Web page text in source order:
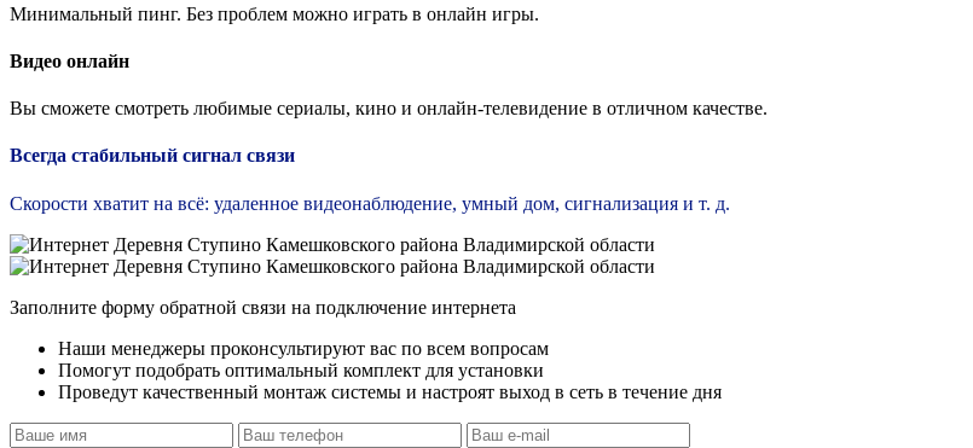
Минимальный пинг. Без проблем можно играть в онлайн игры.
Видео онлайн
Вы сможете смотреть любимые сериалы, кино и онлайн-телевидение в отличном качестве.
Всегда стабильный сигнал связи
Скорости хватит на всё: удаленное видеонаблюдение, умный дом, сигнализация и т. д.
Заполните форму обратной связи на подключение интернета
Наши менеджеры проконсультируют вас по всем вопросам
Помогут подобрать оптимальный комплект для установки
Проведут качественный монтаж системы и настроят выход в сеть в течение дня